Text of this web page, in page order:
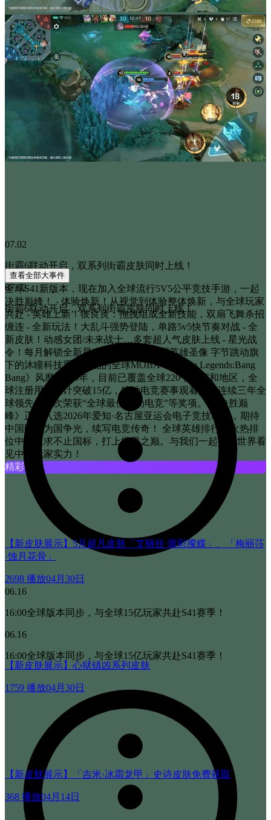
07.02
街霸6联动开启，双系列街霸皮肤同时上线！
07.02
街霸6联动开启，双系列街霸皮肤同时上线！
06.16
16:00全球版本同步，与全球15亿玩家共赴S41赛季！
06.16
16:00全球版本同步，与全球15亿玩家共赴S41赛季！
查看全部大事件
全球S41新版本，现在加入全球流行5V5公平竞技手游，一起
决胜巅峰！ - 体验焕新！从视觉到体验整体焕新，与全球玩家
共赴 - 英雄上新！彼良良：拖拽组成全新技能，双扇飞舞杀招
缠连 - 全新玩法！大乱斗强势登陆，单路5v5快节奏对战 - 全
新皮肤！动感女团/未来战士…多套超人气皮肤上线 - 星光战
令！每月解锁全新星光主题皮肤与专属英雄圣像 字节跳动旗
下的沐瞳科技重磅出品的全球MOBA《Mobile Legends:Bang
Bang》风靡全球9年，目前已覆盖全球220个国家和地区，全
球注册用户累计突破15亿，移动电竞赛事观看人数连续三年全
球领先，多次荣获“全球最佳移动电竞”等奖项。 《决胜巅
峰》正式入选2026年爱知·名古屋亚运会电子竞技项目，期待
中国队伍为国争光，续写电竞传奇！ 全球英雄排行榜火热排
位中！追求不止国标，打上世界之巅。与我们一起，让世界看
见中国玩家实力！
精彩视频
【新皮肤展示】5月超凡皮肤「艾丽丝·噩彩魇蝶」、「梅丽莎
·蚀月花骨」
2698 播放04月30日
【新皮肤展示】心狱镇凶系列皮肤
1759 播放04月30日
【新皮肤展示】「吉米·冰霜龙甲」史诗皮肤免费获取
368 播放04月14日